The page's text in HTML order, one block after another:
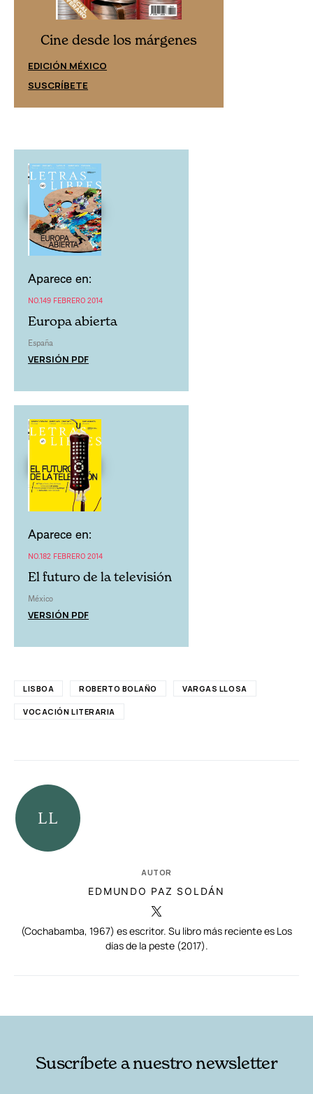
Cine desde los márgenes
EDICIÓN MÉXICO
SUSCRÍBETE
Aparece en:
NO.149 FEBRERO 2014
Europa abierta
España
VERSIÓN PDF
Aparece en:
NO.182 FEBRERO 2014
El futuro de la televisión
México
VERSIÓN PDF
LISBOA ROBERTO BOLAÑO VARGAS LLOSA
VOCACIÓN LITERARIA
AUTOR
EDMUNDO PAZ SOLDÁN
(Cochabamba, 1967) es escritor. Su libro más reciente es Los
días de la peste (2017).
Suscríbete a nuestro newsletter